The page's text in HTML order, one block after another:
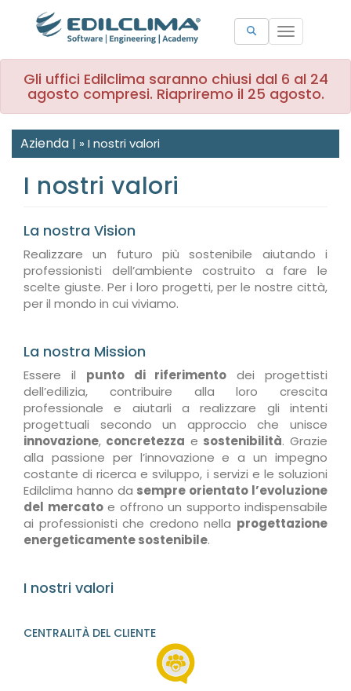
Toggle
navigation
Gli uffici Edilclima saranno chiusi dal 6 al 24
agosto compresi. Riapriremo il 25 agosto.
Azienda | » I nostri valori
I nostri valori
La nostra Vision
Realizzare un futuro più sostenibile aiutando i
professionisti dell’ambiente costruito a fare le
scelte giuste. Per i loro progetti, per le nostre città,
per il mondo in cui viviamo.
La nostra Mission
Essere il punto di riferimento dei progettisti
dell’edilizia, contribuire alla loro crescita
professionale e aiutarli a realizzare gli intenti
progettuali secondo un approccio che unisce
innovazione, concretezza e sostenibilità. Grazie
alla passione per l’innovazione e a un impegno
costante di ricerca e sviluppo, i servizi e le soluzioni
Edilclima hanno da sempre orientato l’evoluzione
del mercatoe offrono un supporto indispensabile
ai professionisti che credono nella progettazione
energeticamente sostenibile.
I nostri valori
CENTRALITÀ DEL CLIENTE